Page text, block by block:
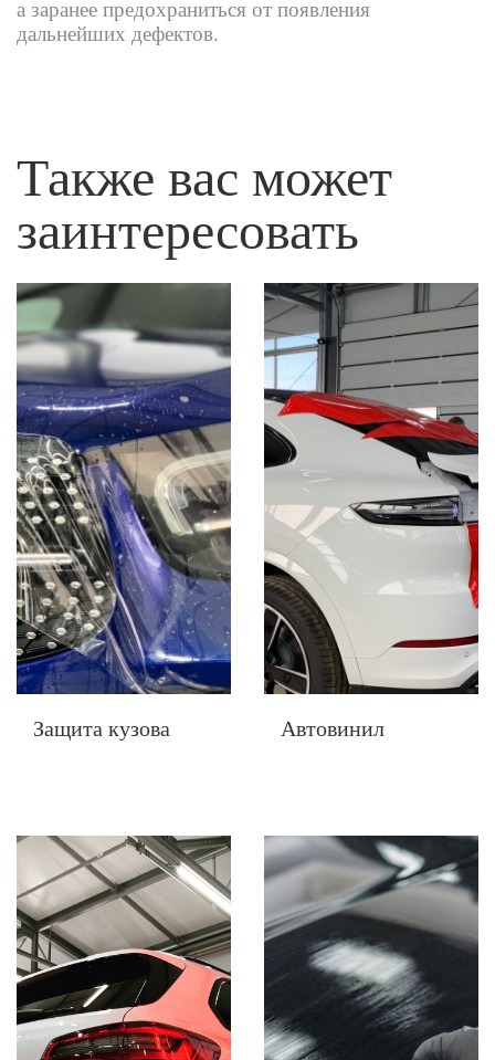
а заранее предохраниться от появления
дальнейших дефектов.
Также вас может
заинтересовать
Защита кузова Автовинил